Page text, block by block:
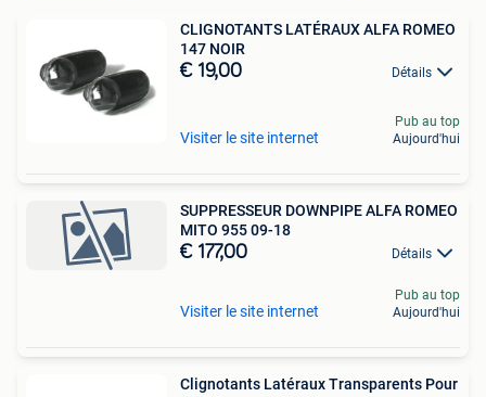
CLIGNOTANTS LATÉRAUX ALFA ROMEO
147 NOIR
€ 19,00 Détails
Visiter le site internet
Pub au top
Aujourd'hui
SUPPRESSEUR DOWNPIPE ALFA ROMEO
MITO 955 09-18
€ 177,00 Détails
Visiter le site internet
Pub au top
Aujourd'hui
Clignotants Latéraux Transparents Pour